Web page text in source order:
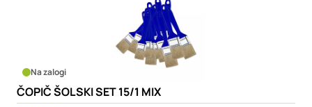
Na zalogi
ČOPIČ ŠOLSKI SET 15/1 MIX